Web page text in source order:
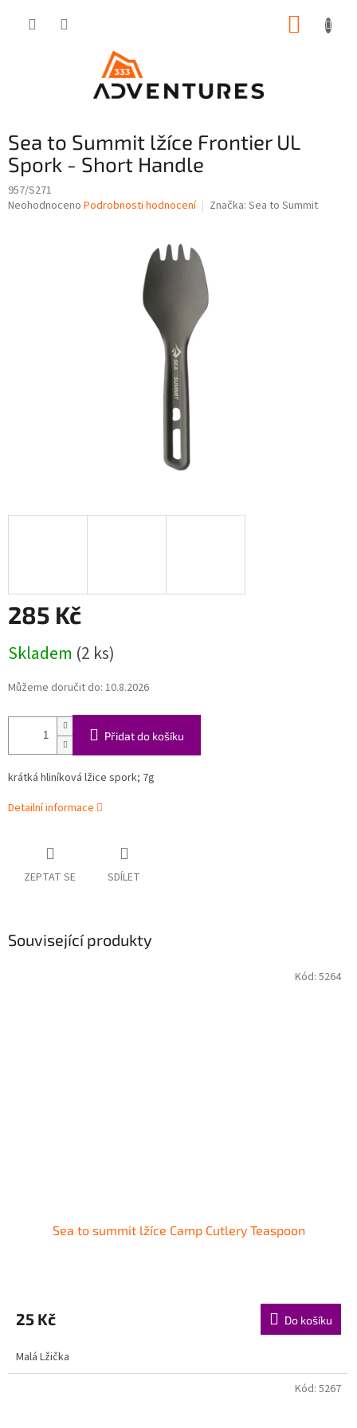
Sea to Summit lžíce Frontier UL
Spork - Short Handle
957/S271
Průměrné
Neohodnoceno Podrobnosti hodnocení Značka: Sea to Summit
285 Kč
cena:
Skladem (2 ks)
Můžeme doručit do: 10.8.2026
Přidat do košíku
krátká hliníková lžice spork; 7g
Detailní informace
ZEPTAT SE SDÍLET
Související produkty
Sea to summit lžíce Camp Cutlery Teaspoon
25 Kč Do košíku
Malá Lžička
Kód: 5264
Kód: 5267